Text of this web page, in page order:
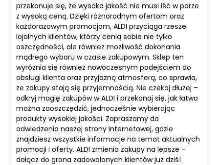
przekonuje się, że wysoka jakość nie musi iść w parze
z wysoką ceną. Dzięki różnorodnym ofertom oraz
każdorazowym promocjom, ALDI przyciąga rzesze
lojalnych klientów, którzy cenią sobie nie tylko
oszczędności, ale również możliwość dokonania
mądrego wyboru w czasie zakupowym. Sklep ten
wyróżnia się również nowoczesnym podejściem do
obsługi klienta oraz przyjazną atmosferą, co sprawia,
że zakupy stają się przyjemnością. Nie czekaj dłużej –
odkryj magię zakupów w ALDI i przekonaj się, jak łatwo
można zaoszczędzić, jednocześnie wybierając
produkty wysokiej jakości. Zapraszamy do
odwiedzenia naszej strony internetowej, gdzie
znajdziesz wszystkie informacje na temat aktualnych
promocji i oferty. ALDI zmienia zakupy na lepsze –
dołącz do grona zadowolonych klientów już dziś!